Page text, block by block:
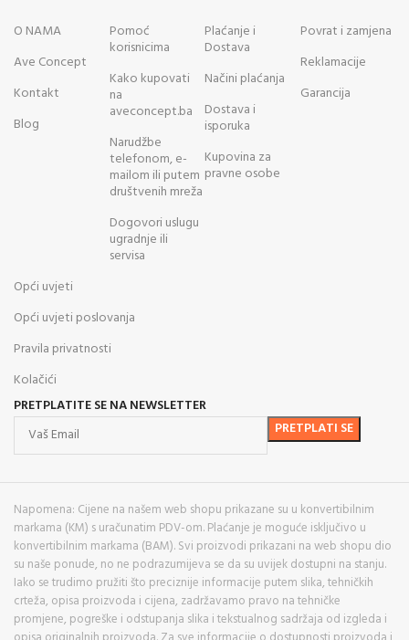
O NAMA
Ave Concept
Kontakt
Blog
Pomoć
korisnicima
Kako kupovati
na
aveconcept.ba
Narudžbe
telefonom, e-
mailom ili putem
društvenih mreža
Dogovori uslugu
ugradnje ili
servisa
Plaćanje i
Dostava
Načini plaćanja
Dostava i
isporuka
Kupovina za
pravne osobe
Povrat i zamjena
Reklamacije
Garancija
Opći uvjeti
Opći uvjeti poslovanja
Pravila privatnosti
Kolačići
PRETPLATITE SE NA NEWSLETTER
Napomena: Cijene na našem web shopu prikazane su u konvertibilnim
markama (KM) s uračunatim PDV-om. Plaćanje je moguće isključivo u
konvertibilnim markama (BAM). Svi proizvodi prikazani na web shopu dio
su naše ponude, no ne podrazumijeva se da su uvijek dostupni na stanju.
Iako se trudimo pružiti što preciznije informacije putem slika, tehničkih
crteža, opisa proizvoda i cijena, zadržavamo pravo na tehničke
promjene, pogreške i odstupanja slika i tekstualnog sadržaja od izgleda i